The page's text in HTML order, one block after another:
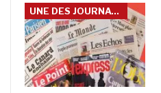
UNE DES JOURNAUX INTERNATIONAUX